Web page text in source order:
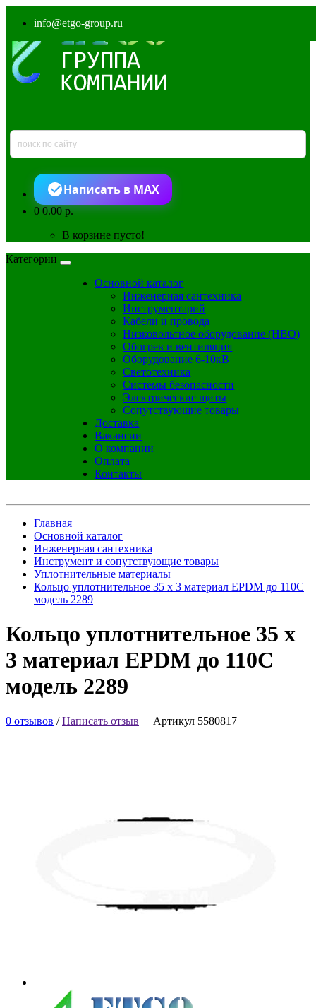
info@etgo-group.ru
Написать в MAX
00.00 р.
В корзине пусто!
Категории
Основной каталог
Инженерная сантехника
Инструментарий
Кабели и провода
Низковольтное оборудование (НВО)
Обогрев и вентиляция
Оборудование 6-10кВ
Светотехника
Системы безопасности
Электрические щиты
Сопутствующие товары
Доставка
Вакансии
О компании
Оплата
Контакты
Главная
Основной каталог
Инженерная сантехника
Инструмент и сопутствующие товары
Уплотнительные материалы
Кольцо уплотнительное 35 х 3 материал EPDM до 110С
модель 2289
Кольцо уплотнительное 35 х
3 материал EPDM до 110С
модель 2289
0 отзывов /Написать отзыв Артикул 5580817